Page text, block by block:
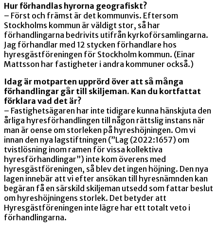
Hur förhandlas hyrorna geografiskt?
– Först och främst är det kommunvis. Eftersom
Stockholms kommun är väldigt stor, så har
förhandlingarna bedrivits utifrån kyrkoförsamlingarna.
Jag förhandlar med 12 stycken förhandlare hos
hyresgästföreningen för Stockholm kommun. (Einar
Mattsson har fastigheter i andra kommuner också.)
Idag är motparten upprörd över att så många
förhandlingar går till skiljeman. Kan du kortfattat
förklara vad det är?
– Fastighetsägaren har inte tidigare kunna hänskjuta den
årliga hyresförhandlingen till någon rättslig instans när
man är oense om storleken på hyreshöjningen. Om vi
innan den nya lagstiftningen (”Lag (2022:1657) om
tvistlösning inom ramen för vissa kollektiva
hyresförhandlingar”) inte kom överens med
hyresgästföreningen, så blev det ingen höjning. Den nya
lagen innebär att vi efter ansökan till hyresnämnden kan
begäran få en särskild skiljeman utsedd som fattar beslut
om hyreshöjningens storlek. Det betyder att
Hyresgästföreningen inte lägre har ett totalt veto i
förhandlingarna.